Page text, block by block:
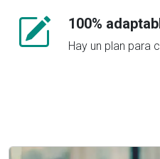
100%
Hay un plan para